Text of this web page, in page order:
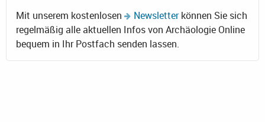
Mit unserem kostenlosen Newsletterkönnen Sie sich
regelmäßig alle aktuellen Infos von Archäologie Online
bequem in Ihr Postfach senden lassen.